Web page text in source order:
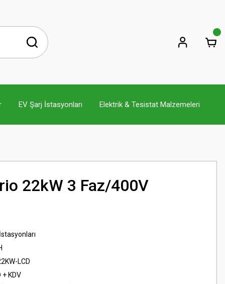
EV Şarj İstasyonları Elektrik & Tesistat Malzemeleri
22kW 3 Faz/400V
LCD
+ KDV